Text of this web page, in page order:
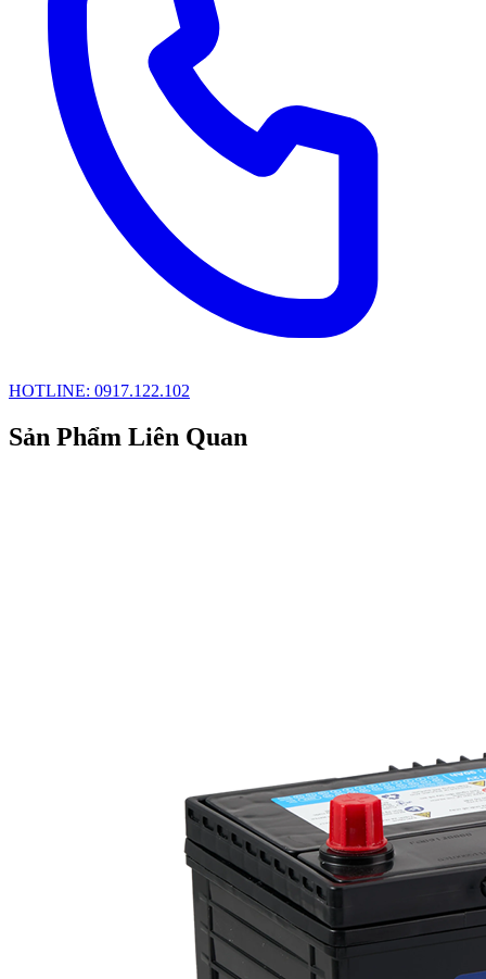
HOTLINE: 0917.122.102
Sản Phẩm Liên Quan